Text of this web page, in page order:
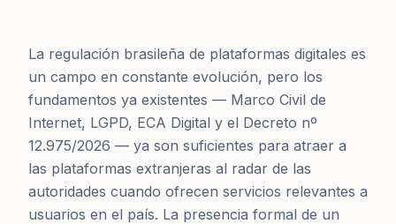
La regulación brasileña de plataformas digitales es
un campo en constante evolución, pero los
fundamentos ya existentes — Marco Civil de
Internet, LGPD, ECA Digital y el Decreto nº
12.975/2026 — ya son suficientes para atraer a
las plataformas extranjeras al radar de las
autoridades cuando ofrecen servicios relevantes a
usuarios en el país. La presencia formal de un